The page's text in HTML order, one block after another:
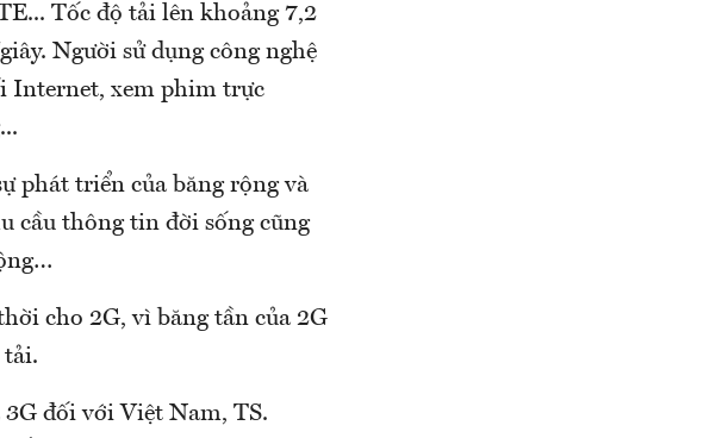
Tốc độ tải lên khoảng 7,2
Người sử dụng công nghệ
Internet, xem phim trực
phát triển của băng rộng và
cầu thông tin đời sống cũng
cho 2G, vì băng tần của 2G
tải.
đối với Việt Nam, TS.